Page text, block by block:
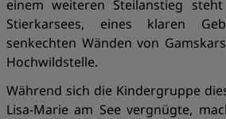
einem weiteren Steilanstieg
Stierkarsees, eines klaren
senkechten Wänden von
Hochwildstelle.
Während sich die Kindergruppe
Lisa-Marie am See vergnügte,